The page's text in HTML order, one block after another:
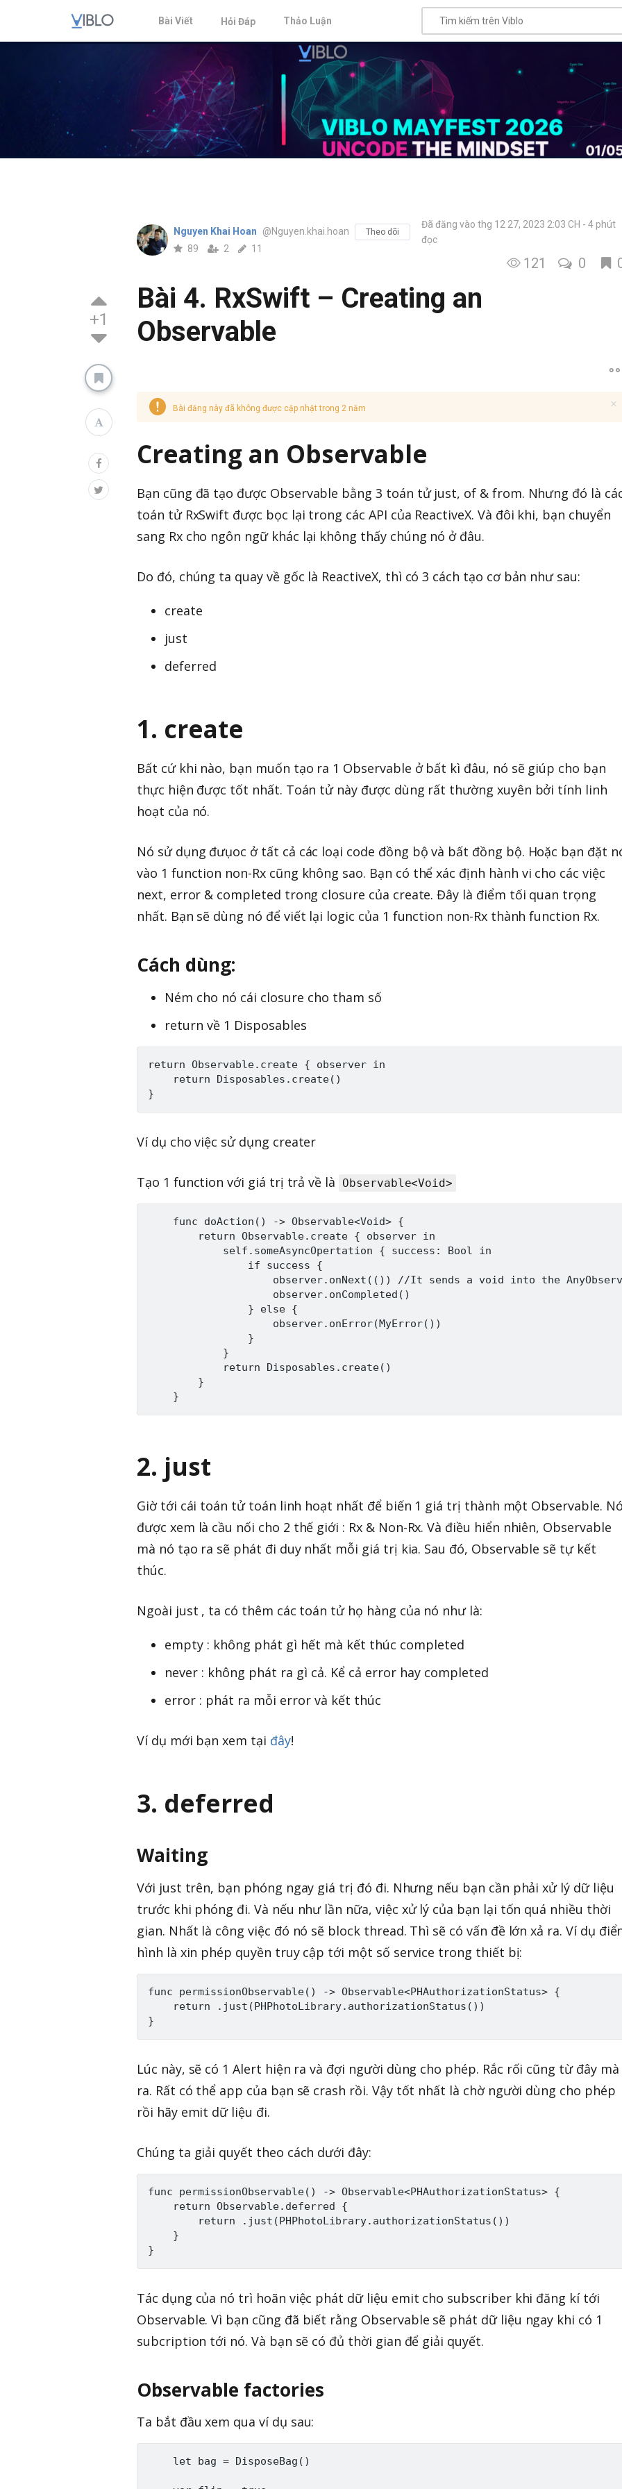
Bài Viết Hỏi Đáp Thảo Luận
+1
Nguyen Khai Hoan @Nguyen.khai.hoan Theo dõi
89 2 11
Đã đăng vào thg 12 27, 2023 2:03 CH
4 phút
đọc
121 0
Bài 4. RxSwift – Creating an
Observable
Bài đăng này đã không được cập nhật trong 2 năm
Creating an Observable
Bạn cũng đã tạo được Observable bằng 3 toán tử just, of & from. Nhưng đó là
toán tử RxSwift được bọc lại trong các API của ReactiveX. Và đôi khi, bạn chuyển
sang Rx cho ngôn ngữ khác lại không thấy chúng nó ở đâu.
Do đó, chúng ta quay về gốc là ReactiveX, thì có 3 cách tạo cơ bản như sau:
create
just
deferred
1. create
Bất cứ khi nào, bạn muốn tạo ra 1 Observable ở bất kì đâu, nó sẽ giúp cho bạn
thực hiện được tốt nhất. Toán tử này được dùng rất thường xuyên bởi tính linh
hoạt của nó.
Nó sử dụng đưụoc ở tất cả các loại code đồng bộ và bất đồng bộ. Hoặc bạn đặt
vào 1 function non-Rx cũng không sao. Bạn có thể xác định hành vi cho các việc
next, error & completed trong closure của create. Đây là điểm tối quan trọng
nhất. Bạn sẽ dùng nó để viết lại logic của 1 function non-Rx thành function Rx.
Cách dùng:
Ném cho nó cái closure cho tham số
return về 1 Disposables
return Observable.create { observer in
    return Disposables.create()
Ví dụ cho việc sử dụng creater
Tạo 1 function với giá trị trả về là Observable<Void>
    func doAction() -> Observable<Void> {
        return Observable.create { observer in
            self.someAsyncOpertation { success: Bool in
                if success {
observer.onNext(()) //It sends a void into the
                    observer.onCompleted()
                } else {
                    observer.onError(MyError())
                }
            }
            return Disposables.create()
        }
2. just
Giờ tới cái toán tử toán linh hoạt nhất để biến 1 giá trị thành một Observable.
được xem là cầu nối cho 2 thế giới : Rx & Non-Rx. Và điều hiển nhiên, Observable
mà nó tạo ra sẽ phát đi duy nhất mỗi giá trị kia. Sau đó, Observable sẽ tự kết
thúc.
Ngoài just , ta có thêm các toán tử họ hàng của nó như là:
empty : không phát gì hết mà kết thúc completed
never : không phát ra gì cả. Kể cả error hay completed
error : phát ra mỗi error và kết thúc
Ví dụ mới bạn xem tại đây!
3. deferred
Waiting
Với just trên, bạn phóng ngay giá trị đó đi. Nhưng nếu bạn cần phải xử lý dữ liệu
trước khi phóng đi. Và nếu như lần nữa, việc xử lý của bạn lại tốn quá nhiều thời
gian. Nhất là công việc đó nó sẽ block thread. Thì sẽ có vấn đề lớn xả ra. Ví dụ
hình là xin phép quyền truy cập tới một số service trong thiết bị:
func permissionObservable() -> Observable<PHAuthorizationStatus> {
    return .just(PHPhotoLibrary.authorizationStatus())
Lúc này, sẽ có 1 Alert hiện ra và đợi người dùng cho phép. Rắc rối cũng từ đây mà
ra. Rất có thể app của bạn sẽ crash rồi. Vậy tốt nhất là chờ người dùng cho phép
rồi hãy emit dữ liệu đi.
Chúng ta giải quyết theo cách dưới đây:
func permissionObservable() -> Observable<PHAuthorizationStatus> {
    return Observable.deferred {
        return .just(PHPhotoLibrary.authorizationStatus())
    }
Tác dụng của nó trì hoãn việc phát dữ liệu emit cho subscriber khi đăng kí tới
Observable. Vì bạn cũng đã biết rằng Observable sẽ phát dữ liệu ngay khi có 1
subcription tới nó. Và bạn sẽ có đủ thời gian để giải quyết.
Observable factories
Ta bắt đầu xem qua ví dụ sau:
    let bag = DisposeBag()